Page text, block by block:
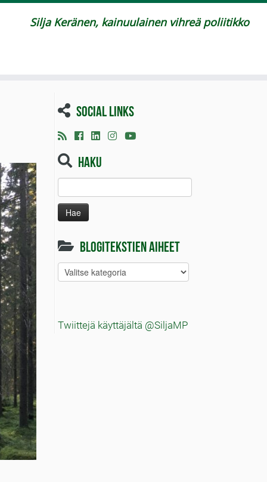
Silja Keränen, kainuulainen vihreä poliitikko
Social links
Haku
Blogitekstien aiheet
Blogitekstien
aiheet
Twiittejä käyttäjältä @SiljaMP